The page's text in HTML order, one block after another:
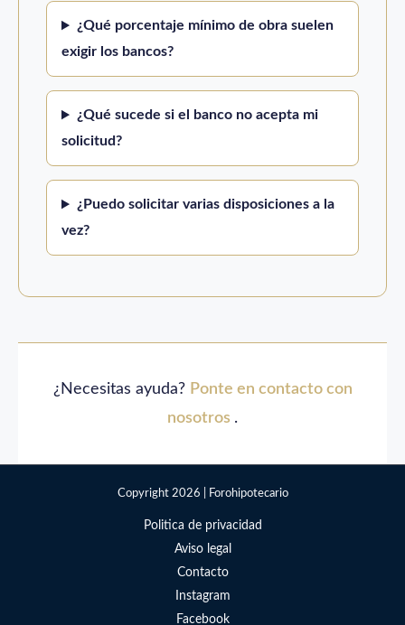
¿Qué porcentaje mínimo de obra suelen
exigir los bancos?
¿Qué sucede si el banco no acepta mi
solicitud?
¿Puedo solicitar varias disposiciones a la
vez?
¿Necesitas ayuda? Ponte en contacto con
nosotros .
Copyright 2026 | Forohipotecario
Politica de privacidad
Aviso legal
Contacto
Instagram
Facebook